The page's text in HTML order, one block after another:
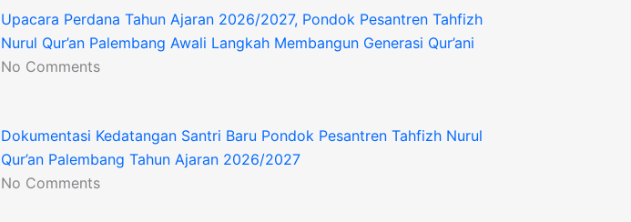
Upacara Perdana Tahun Ajaran 2026/2027, Pondok Pesantren Tahfizh
Nurul Qur’an Palembang Awali Langkah Membangun Generasi Qur’ani
No Comments
Dokumentasi Kedatangan Santri Baru Pondok Pesantren Tahfizh Nurul
Qur’an Palembang Tahun Ajaran 2026/2027
No Comments